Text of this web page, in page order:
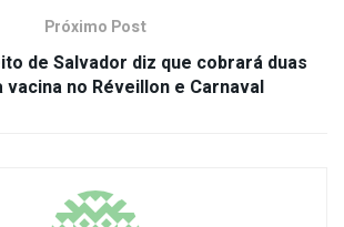
Próximo Post
de Salvador diz que cobrará duas
vacina no Réveillon e Carnaval